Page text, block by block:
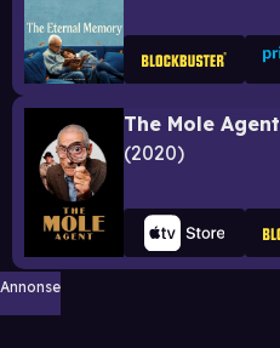
The Mole Agent
2020
Annonse